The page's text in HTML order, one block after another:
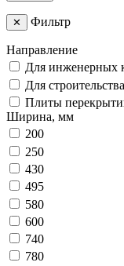
✕ Фильтр
Направление
Для инженерных
Для
Плиты
Ширина, мм
200
250
430
495
580
600
740
780